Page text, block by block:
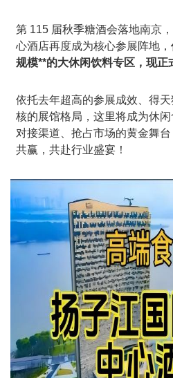
第 115 届秋季糖酒会落地南京
心酒店再度成为核心参展阵地，
规模**的大休闲饮料专区，现正
依托去年超高的参展成效、得
核的展馆格局，这里将成为休闲
对接渠道、抢占市场的黄金舞
共赢，共赴行业盛宴！